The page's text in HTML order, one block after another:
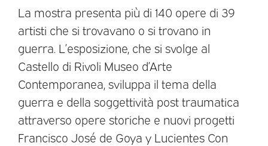
La mostra presenta più di 140 opere di 39
artisti che si trovavano o si trovano in
guerra. L’esposizione, che si svolge al
Castello di Rivoli Museo d’Arte
Contemporanea, sviluppa il tema della
guerra e della soggettività post traumatica
attraverso opere storiche e nuovi progetti
Francisco José de Goya y Lucientes Con